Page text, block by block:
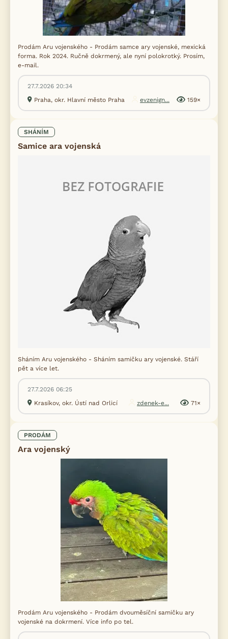
Prodám Aru vojenského - Prodám samce ary vojenské, mexická
forma. Rok 2024. Ručně dokrmený, ale nyní polokrotký. Prosím,
e-mail.
27.7.2026 20:34
Praha, okr. Hlavní město Praha
evzenign... 159×
SHÁNÍM
Samice ara vojenská
Sháním Aru vojenského - Sháním samičku ary vojenské. Stáří
pět a více let.
27.7.2026 06:25
Krasíkov, okr. Ústí nad Orlicí
zdenek-e... 71×
PRODÁM
Ara vojenský
Prodám Aru vojenského - Prodám dvouměsíční samičku ary
vojenské na dokrmení. Více info po tel.